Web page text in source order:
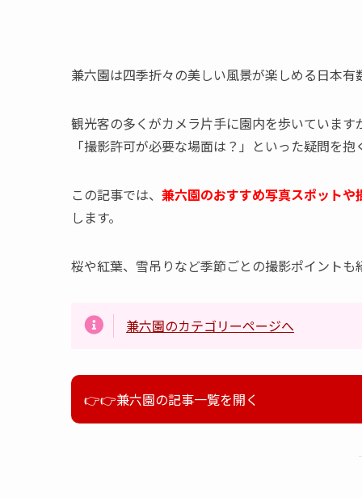
兼六園は四季折々の美しい風景が楽しめる日本有
観光客の多くがカメラ片手に園内を歩いていま
「撮影許可が必要な場面は？」といった疑問を
この記事では、 兼六園のおすすめ写真スポット
します。
桜や紅葉、雪吊りなど季節ごとの撮影ポイント
兼六園のカテゴリーページへ
👉👉兼六園の記事一覧を開く